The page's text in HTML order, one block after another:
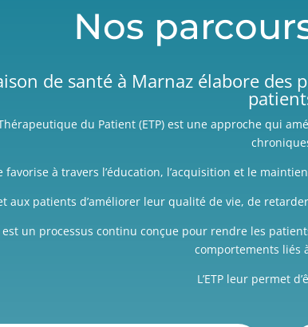
Nos
de santé à Marnaz élabore des
du Patient (ETP) est une approche qui
favorise à travers l’éducation, l’acquisition et le
aux patients d’améliorer leur qualité de vie, de
est un processus continu conçue pour rendre les
comportements liés
L’ETP leur permet